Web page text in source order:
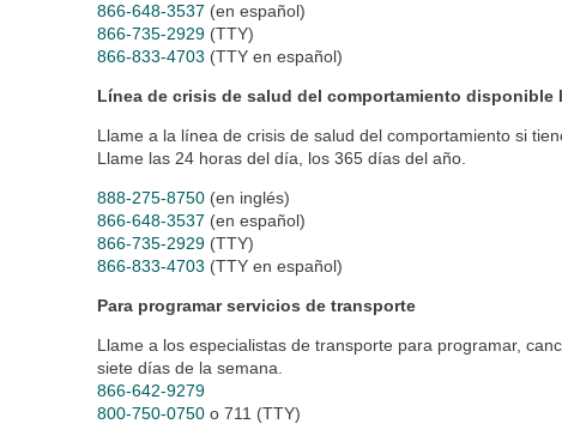
866-648-3537 (en español)
866-735-2929 (TTY)
866-833-4703 (TTY en español)
Línea de crisis de salud del comportamiento disponible
Llame a la línea de crisis de salud del comportamiento si
Llame las 24 horas del día, los 365 días del año.
888-275-8750 (en inglés)
866-648-3537 (en español)
866-735-2929 (TTY)
866-833-4703 (TTY en español)
Para programar servicios de transporte
Llame a los especialistas de transporte para programar,
siete días de la semana.
866-642-9279
800-750-0750 o 711 (TTY)